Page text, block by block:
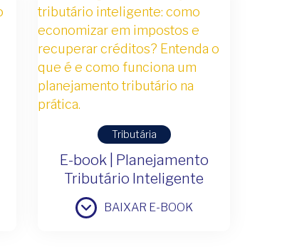
Tributária
E-book | Planejamento
Tributário Inteligente
BAIXAR E-BOOK